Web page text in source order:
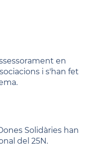
en
i s'han fet
Solidàries han
del 25N.